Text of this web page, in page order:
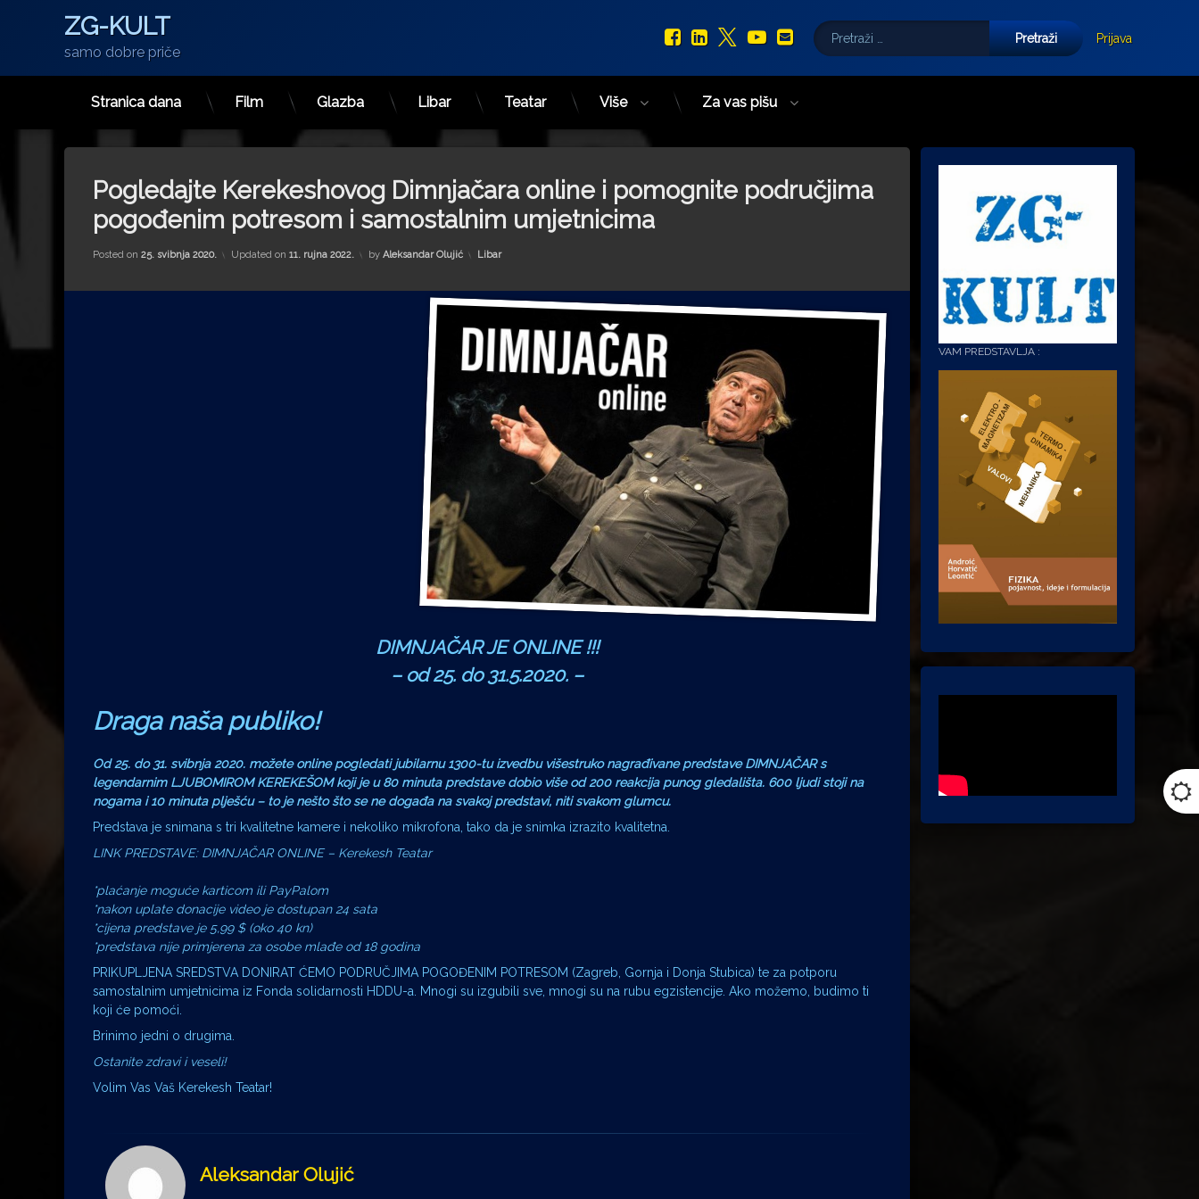
Preskoči
ZG-KULT
samo dobre priče
Facebook
LinkedIn
X.com
YouTube
E-mail
Pretraži:
Prijava
Stranica dana Film Glazba Libar Teatar Više Za vas pišu
Pogledajte Kerekeshovog Dimnjačara online i pomognite područjima
pogođenim potresom i samostalnim umjetnicima
Posted on 25. svibnja 2020. Updated on 11. rujna 2022. by Aleksandar Olujić Kategorije:
Libar
DIMNJAČAR JE ONLINE !!!
– od 25. do 31.5.2020. –
Draga naša publiko!
Od 25. do 31. svibnja 2020. možete online pogledati jubilarnu 1300-tu izvedbu višestruko nagrađivane predstave DIMNJAČAR s
legendarnim LJUBOMIROM KEREKEŠOM koji je u 80 minuta predstave dobio više od 200 reakcija punog gledališta. 600 ljudi stoji na
nogama i 10 minuta plješću – to je nešto što se ne događa na svakoj predstavi, niti svakom glumcu.
Predstava je snimana s tri kvalitetne kamere i nekoliko mikrofona, tako da je snimka izrazito kvalitetna.
LINK PREDSTAVE: DIMNJAČAR ONLINE – Kerekesh Teatar
*plaćanje moguće karticom ili PayPalom
*nakon uplate donacije video je dostupan 24 sata
*cijena predstave je 5,99 $ (oko 40 kn)
*predstava nije primjerena za osobe mlađe od 18 godina
PRIKUPLJENA SREDSTVA DONIRAT ĆEMO PODRUČJIMA POGOĐENIM POTRESOM (Zagreb, Gornja i Donja Stubica) te za potporu
samostalnim umjetnicima iz Fonda solidarnosti HDDU-a. Mnogi su izgubili sve, mnogi su na rubu egzistencije. Ako možemo, budimo ti
koji će pomoći.
Brinimo jedni o drugima.
Ostanite zdravi i veseli!
Volim Vas Vaš Kerekesh Teatar!
Aleksandar Olujić
VAM PREDSTAVLJA :